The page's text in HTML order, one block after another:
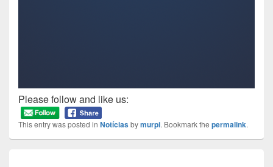
Please follow and like us:
This entry was posted in Notíciasbymurpi. Bookmark the permalink.